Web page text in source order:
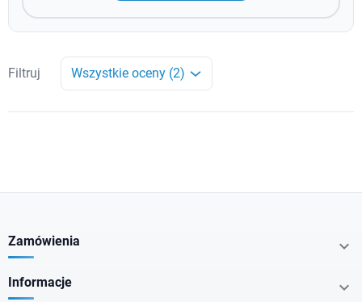
Filtruj Wszystkie oceny (2)
Zamówienia 
Informacje 